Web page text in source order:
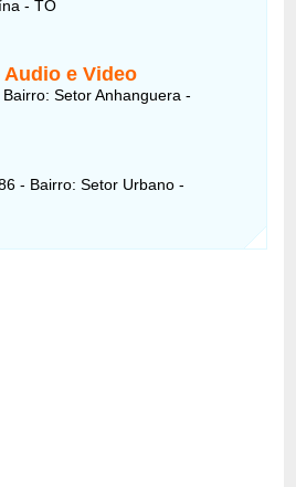
- TO
e Video
Setor Anhanguera -
- Bairro: Setor Urbano -